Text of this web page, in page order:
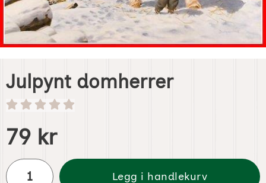
Julpynt domherrer
Handle dette produktet, Julpynt domherrer
pris
79 kr
antall
Legg i handlekurv